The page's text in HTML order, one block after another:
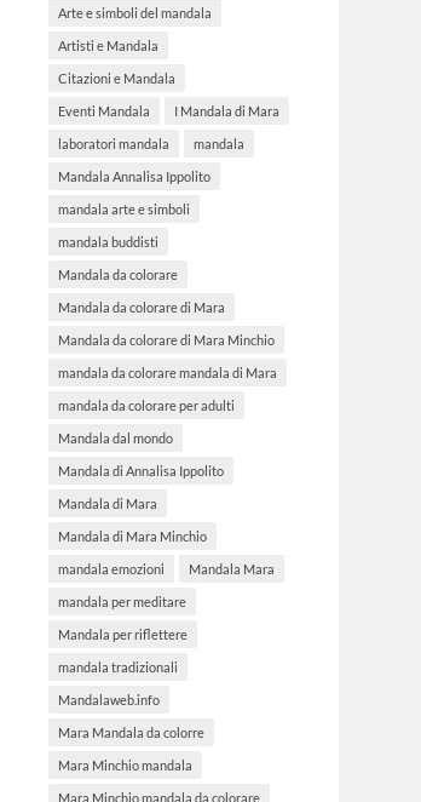
Arte e simboli del mandala
Artisti e Mandala
Citazioni e Mandala
Eventi Mandala I Mandala di Mara
laboratori mandala mandala
Mandala Annalisa Ippolito
mandala arte e simboli
mandala buddisti
Mandala da colorare
Mandala da colorare di Mara
Mandala da colorare di Mara Minchio
mandala da colorare mandala di Mara
mandala da colorare per adulti
Mandala dal mondo
Mandala di Annalisa Ippolito
Mandala di Mara
Mandala di Mara Minchio
mandala emozioni Mandala Mara
mandala per meditare
Mandala per riflettere
mandala tradizionali
Mandalaweb.info
Mara Mandala da colorre
Mara Minchio mandala
Mara Minchio mandala da colorare